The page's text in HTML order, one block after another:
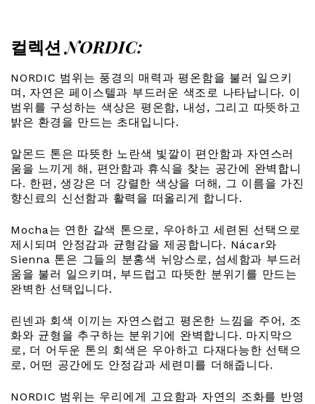
컬렉션NORDIC:
NORDIC 범위는 풍경의 매력과 평온함을 불러 일으키
며, 자연은 페이스텔과 부드러운 색조로 나타납니다. 이
범위를 구성하는 색상은 평온함, 내성, 그리고 따뜻하고
밝은 환경을 만드는 초대입니다.
알몬드 톤은 따뜻한 노란색 빛깔이 편안함과 자연스러
움을 느끼게 해, 편안함과 휴식을 찾는 공간에 완벽합니
다. 한편, 생강은 더 강렬한 색상을 더해, 그 이름을 가진
향신료의 신선함과 활력을 떠올리게 합니다.
Mocha는 연한 갈색 톤으로, 우아하고 세련된 선택으로
제시되며 안정감과 균형감을 제공합니다. Nácar와
Sienna 톤은 그들의 분홍색 뉘앙스로, 섬세함과 부드러
움을 불러 일으키며, 부드럽고 따뜻한 분위기를 만드는
완벽한 선택입니다.
린넨과 회색 이끼는 자연스럽고 평온한 느낌을 주어, 조
화와 균형을 추구하는 분위기에 완벽합니다. 마지막으
로, 더 어두운 톤의 회색은 우아하고 다재다능한 선택으
로, 어떤 공간에도 안정감과 세련미를 더해줍니다.
NORDIC 범위는 우리에게 고요함과 자연의 조화를 반영